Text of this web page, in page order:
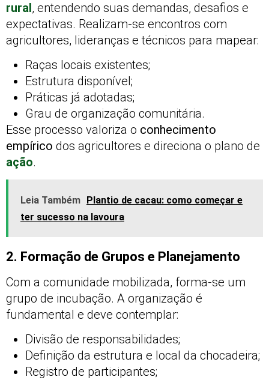
rural, entendendo suas demandas, desafios e
expectativas. Realizam-se encontros com
agricultores, lideranças e técnicos para mapear:
Raças locais existentes;
Estrutura disponível;
Práticas já adotadas;
Grau de organização comunitária.
Esse processo valoriza o conhecimento
empírico dos agricultores e direciona o plano de
ação.
Leia Também Plantio de cacau: como começar e
ter sucesso na lavoura
2. Formação de Grupos e Planejamento
Com a comunidade mobilizada, forma-se um
grupo de incubação. A organização é
fundamental e deve contemplar:
Divisão de responsabilidades;
Definição da estrutura e local da chocadeira;
Registro de participantes;